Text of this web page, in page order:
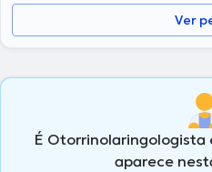
Ver
É Otorrinolaringologista
aparece